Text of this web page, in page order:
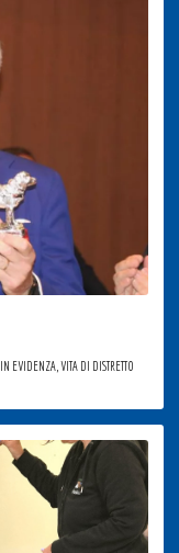
IN EVIDENZA ,VITA DI DISTRETTO